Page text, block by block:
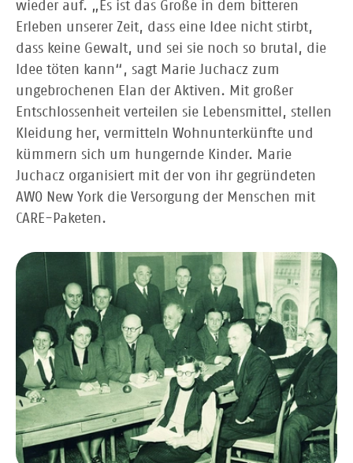
wieder auf. „Es ist das Große in dem bitteren
Erleben unserer Zeit, dass eine Idee nicht stirbt,
dass keine Gewalt, und sei sie noch so brutal, die
Idee töten kann“, sagt Marie Juchacz zum
ungebrochenen Elan der Aktiven. Mit großer
Entschlossenheit verteilen sie Lebensmittel, stellen
Kleidung her, vermitteln Wohnunterkünfte und
kümmern sich um hungernde Kinder. Marie
Juchacz organisiert mit der von ihr gegründeten
AWO New York die Versorgung der Menschen mit
CARE-Paketen.